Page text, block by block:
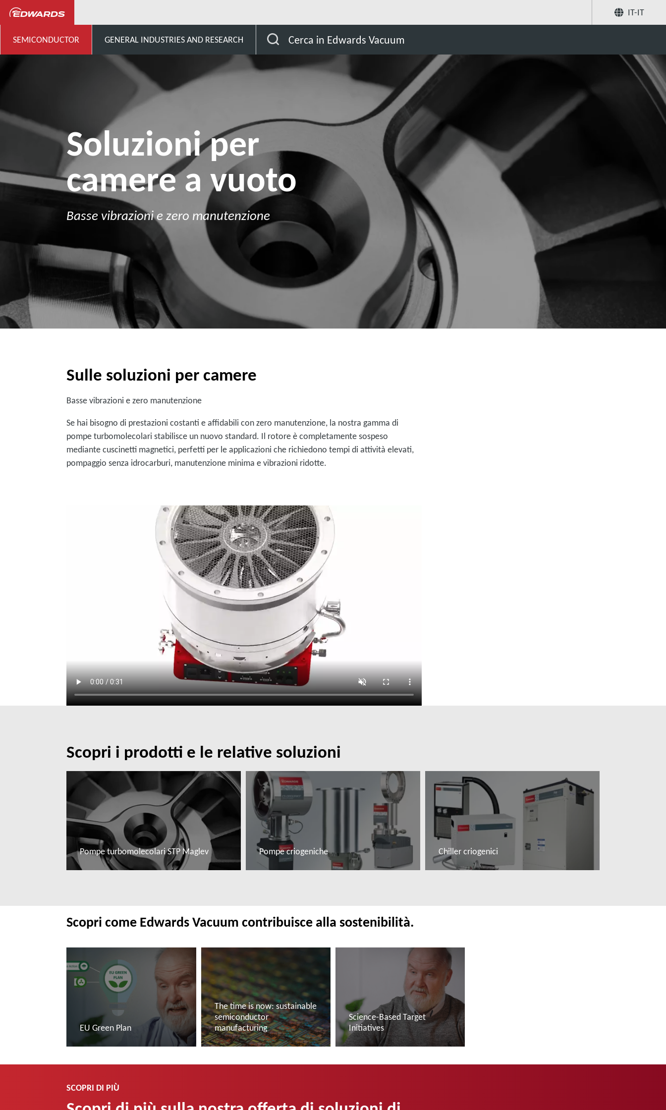
IT-IT
SEMICONDUCTOR GENERAL INDUSTRIES AND RESEARCH Cerca in Edwards Vacuum
Soluzioni per
camere a vuoto
Basse vibrazioni e zero manutenzione
Sulle soluzioni per camere
Basse vibrazioni e zero manutenzione
Se hai bisogno di prestazioni costanti e affidabili con zero manutenzione, la nostra gamma di
pompe turbomolecolari stabilisce un nuovo standard. Il rotore è completamente sospeso
mediante cuscinetti magnetici, perfetti per le applicazioni che richiedono tempi di attività elevati,
pompaggio senza idrocarburi, manutenzione minima e vibrazioni ridotte.
Scopri i prodotti e le relative soluzioni
Pompe turbomolecolari STP Maglev Pompe criogeniche Chiller criogenici
Scopri come Edwards Vacuum contribuisce alla sostenibilità.
EU Green Plan
The time is now: sustainable
semiconductor
manufacturing
Science-Based Target
Initiatives
SCOPRI DI PIÙ